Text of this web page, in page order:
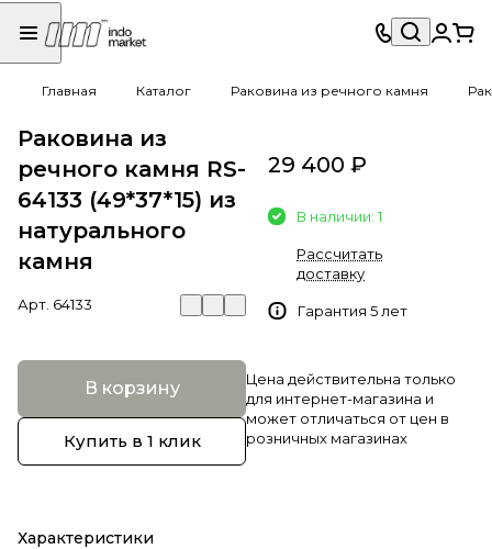
Главная Каталог Раковина из речного камня
Раковина из
речного камня RS-
64133 (49*37*15) из
натурального
камня
Арт. 64133
В корзину
Купить в 1 клик
Характеристики
29 400 ₽
В наличии: 1
Рассчитать
доставку
Гарантия 5 лет
Цена действительна только
для интернет-магазина и
может отличаться от цен в
розничных магазинах